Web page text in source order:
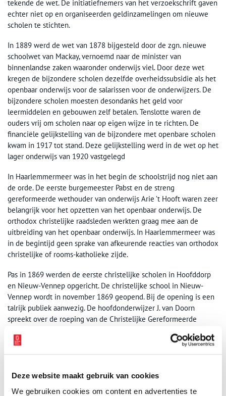
Deze website maakt gebruik van cookies
We gebruiken cookies om content en advertenties te
tekende de wet. De initiatiefnemers van het verzoekschrift gaven
echter niet op en organiseerden geldinzamelingen om nieuwe
scholen te stichten.
In 1889 werd de wet van 1878 bijgesteld door de zgn. nieuwe
schoolwet van Mackay, vernoemd naar de minister van
binnenlandse zaken waaronder onderwijs viel. Door deze wet
kregen de bijzondere scholen dezelfde overheidssubsidie als het
openbaar onderwijs voor de salarissen voor de onderwijzers. De
bijzondere scholen moesten desondanks het geld voor
leermiddelen en gebouwen zelf betalen. Tenslotte waren de
ouders vrij om scholen naar op eigen wijze in te richten. De
financiële gelijkstelling van de bijzondere met openbare scholen
kwam in 1917 tot stand. Deze gelijkstelling werd in de wet op het
lager onderwijs van 1920 vastgelegd
In Haarlemmermeer was in het begin de schoolstrijd nog niet aan
de orde. De eerste burgemeester Pabst en de streng
gereformeerde wethouder van onderwijs Arie ’t Hooft waren zeer
belangrijk voor het opzetten van het openbaar onderwijs. De
orthodox christelijke raadsleden werkten graag mee aan de
uitbreiding van het openbaar onderwijs. In Haarlemmermeer was
in de begintijd geen sprake van afkeurende reacties van orthodox
christelijke of rooms-katholieke zijde.
Pas in 1869 werden de eerste christelijke scholen in Hoofddorp
en Nieuw-Vennep opgericht. De christelijke school in Nieuw-
Vennep wordt in november 1869 geopend. Bij de opening is een
talrijk publiek aanwezig. De hoofdonderwijzer J. van Doorn
spreekt over de roeping van de Christelijke Gereformeerde
schoolcommissie betuigen adhesie volgens het Weekblad van
Haarlemmermeer.